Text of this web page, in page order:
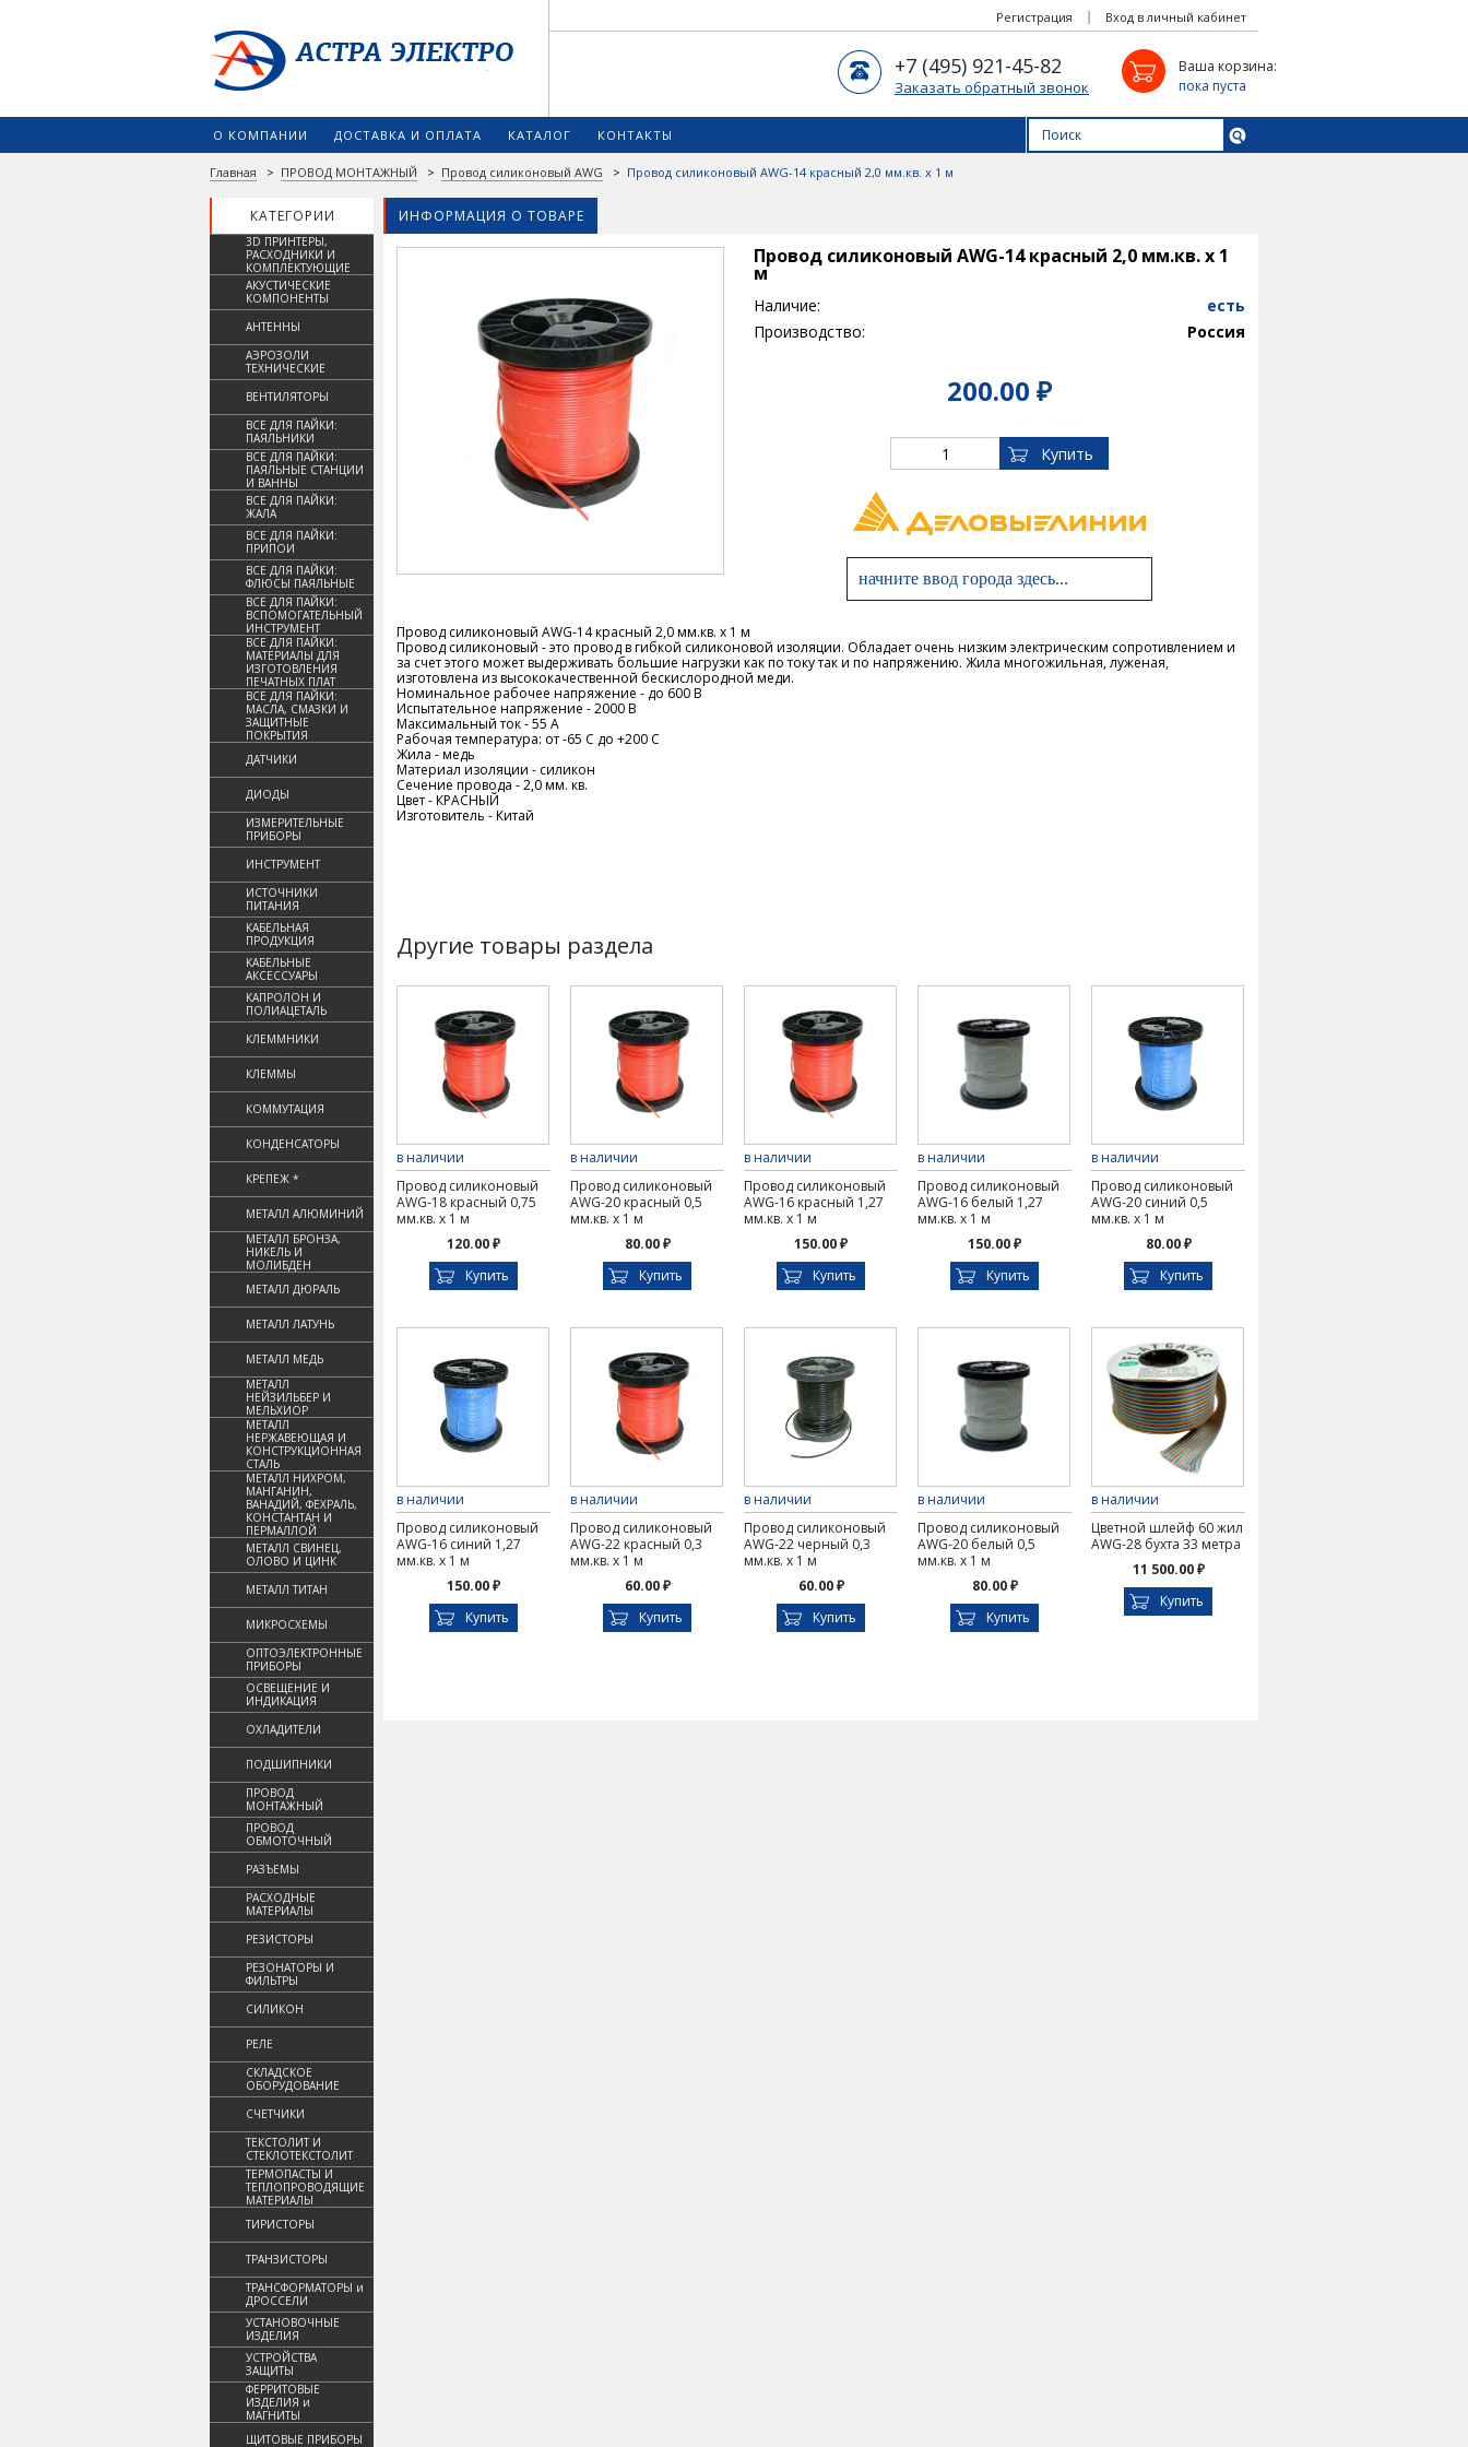
Вход в личный кабинет
Регистрация
Ваша корзина:
пока пуста
+7 (495) 921-45-82
Заказать обратный звонок
О КОМПАНИИ ДОСТАВКА И ОПЛАТА КАТАЛОГ КОНТАКТЫ
Главная > ПРОВОД МОНТАЖНЫЙ > Провод силиконовый AWG > Провод силиконовый AWG-14 красный 2,0 мм.кв. х 1 м
КАТЕГОРИИ ИНФОРМАЦИЯ О ТОВАРЕ
3D ПРИНТЕРЫ,
РАСХОДНИКИ И
КОМПЛЕКТУЮЩИЕ
АКУСТИЧЕСКИЕ
КОМПОНЕНТЫ
АНТЕННЫ
АЭРОЗОЛИ
ТЕХНИЧЕСКИЕ
ВЕНТИЛЯТОРЫ
ВСЕ ДЛЯ ПАЙКИ:
ПАЯЛЬНИКИ
ВСЕ ДЛЯ ПАЙКИ:
ПАЯЛЬНЫЕ СТАНЦИИ
И ВАННЫ
ВСЕ ДЛЯ ПАЙКИ:
ЖАЛА
ВСЕ ДЛЯ ПАЙКИ:
ПРИПОИ
ВСЕ ДЛЯ ПАЙКИ:
ФЛЮСЫ ПАЯЛЬНЫЕ
ВСЕ ДЛЯ ПАЙКИ:
ВСПОМОГАТЕЛЬНЫЙ
ИНСТРУМЕНТ
ВСЕ ДЛЯ ПАЙКИ:
МАТЕРИАЛЫ ДЛЯ
ИЗГОТОВЛЕНИЯ
ПЕЧАТНЫХ ПЛАТ
ВСЕ ДЛЯ ПАЙКИ:
МАСЛА, СМАЗКИ И
ЗАЩИТНЫЕ
ПОКРЫТИЯ
ДАТЧИКИ
ДИОДЫ
ИЗМЕРИТЕЛЬНЫЕ
ПРИБОРЫ
ИНСТРУМЕНТ
ИСТОЧНИКИ
ПИТАНИЯ
КАБЕЛЬНАЯ
ПРОДУКЦИЯ
КАБЕЛЬНЫЕ
АКСЕССУАРЫ
КАПРОЛОН И
ПОЛИАЦЕТАЛЬ
КЛЕММНИКИ
КЛЕММЫ
КОММУТАЦИЯ
КОНДЕНСАТОРЫ
КРЕПЕЖ *
МЕТАЛЛ АЛЮМИНИЙ
МЕТАЛЛ БРОНЗА,
НИКЕЛЬ И
МОЛИБДЕН
МЕТАЛЛ ДЮРАЛЬ
МЕТАЛЛ ЛАТУНЬ
МЕТАЛЛ МЕДЬ
МЕТАЛЛ
НЕЙЗИЛЬБЕР И
МЕЛЬХИОР
МЕТАЛЛ
НЕРЖАВЕЮЩАЯ И
КОНСТРУКЦИОННАЯ
СТАЛЬ
МЕТАЛЛ НИХРОМ,
МАНГАНИН,
ВАНАДИЙ, ФЕХРАЛЬ,
КОНСТАНТАН И
ПЕРМАЛЛОЙ
МЕТАЛЛ СВИНЕЦ,
ОЛОВО И ЦИНК
МЕТАЛЛ ТИТАН
МИКРОСХЕМЫ
ОПТОЭЛЕКТРОННЫЕ
ПРИБОРЫ
ОСВЕЩЕНИЕ И
ИНДИКАЦИЯ
ОХЛАДИТЕЛИ
ПОДШИПНИКИ
ПРОВОД
МОНТАЖНЫЙ
ПРОВОД
ОБМОТОЧНЫЙ
РАЗЪЕМЫ
РАСХОДНЫЕ
МАТЕРИАЛЫ
РЕЗИСТОРЫ
РЕЗОНАТОРЫ И
ФИЛЬТРЫ
СИЛИКОН
РЕЛЕ
СКЛАДСКОЕ
ОБОРУДОВАНИЕ
СЧЕТЧИКИ
ТЕКСТОЛИТ И
СТЕКЛОТЕКСТОЛИТ
ТЕРМОПАСТЫ И
ТЕПЛОПРОВОДЯЩИЕ
МАТЕРИАЛЫ
ТИРИСТОРЫ
ТРАНЗИСТОРЫ
ТРАНСФОРМАТОРЫ и
ДРОССЕЛИ
УСТАНОВОЧНЫЕ
ИЗДЕЛИЯ
УСТРОЙСТВА
ЗАЩИТЫ
ФЕРРИТОВЫЕ
ИЗДЕЛИЯ и
МАГНИТЫ
ЩИТОВЫЕ ПРИБОРЫ
Провод силиконовый AWG-14 красный 2,0 мм.кв. х 1
м
Наличие:
есть
Производство:
Россия
200.00 ₽
Провод силиконовый AWG-14 красный 2,0 мм.кв. х 1 м
Провод силиконовый - это провод в гибкой силиконовой изоляции. Обладает очень низким электрическим сопротивлением и
за счет этого может выдерживать большие нагрузки как по току так и по напряжению. Жила многожильная, луженая,
изготовлена из высококачественной бескислородной меди.
Номинальное рабочее напряжение - до 600 В
Испытательное напряжение - 2000 В
Максимальный ток - 55 A
Рабочая температура: от -65 C до +200 C
Жила - медь
Материал изоляции - силикон
Сечение провода - 2,0 мм. кв.
Цвет - КРАСНЫЙ
Изготовитель - Китай
Другие товары раздела
в наличии
Провод силиконовый
AWG-18 красный 0,75
мм.кв. х 1 м
120.00 ₽
Купить
в наличии
Провод силиконовый
AWG-20 красный 0,5
мм.кв. х 1 м
80.00 ₽
Купить
в наличии
Провод силиконовый
AWG-16 красный 1,27
мм.кв. х 1 м
150.00 ₽
Купить
в наличии
Провод силиконовый
AWG-16 белый 1,27
мм.кв. х 1 м
150.00 ₽
Купить
в наличии
Провод силиконовый
AWG-20 синий 0,5
мм.кв. х 1 м
80.00 ₽
Купить
в наличии
Провод силиконовый
AWG-16 синий 1,27
мм.кв. х 1 м
150.00 ₽
Купить
в наличии
Провод силиконовый
AWG-22 красный 0,3
мм.кв. х 1 м
60.00 ₽
Купить
в наличии
Провод силиконовый
AWG-22 черный 0,3
мм.кв. х 1 м
60.00 ₽
Купить
в наличии
Провод силиконовый
AWG-20 белый 0,5
мм.кв. х 1 м
80.00 ₽
Купить
в наличии
Цветной шлейф 60 жил
AWG-28 бухта 33 метра
11 500.00 ₽
Купить